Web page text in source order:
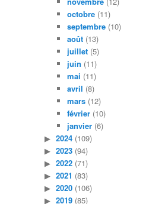
octobre(11)
septembre(10)
août(13)
juillet(5)
juin (11)
mai (11)
avril (8)
mars(12)
février(10)
janvier(6)
2024 (109)
2023 (94)
2022 (71)
2021 (83)
2020 (106)
2019 (85)